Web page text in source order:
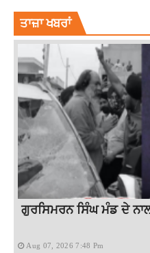
ਤਾਜ਼ਾ ਖਬਰਾਂ
ਗੁਰਸਿਮਰਨ ਸਿੰਘ ਮੰਡ ਦੇ
Aug 07, 2026 7:48 Pm